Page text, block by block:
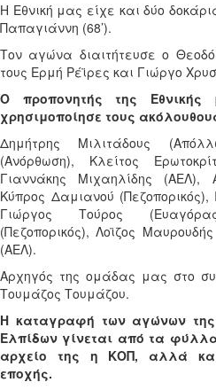
Η Εθνική μας είχε και δύο
Παπαγιάννη (68’).
Τον αγώνα διαιτήτευσε ο
τους Ερμή Ρέϊρες και Γιώργο
Ο προπονητής της Εθνικής
χρησιμοποίησε τους
Δημήτρης Μιλιτάδους
(Ανόρθωση), Κλείτος
Γιαννάκης Μιχαηλίδης
Κύπρος Δαμιανού (Πεζοπορικός),
Γιώργος Τούρος
(Πεζοπορικός), Λοϊζος
(ΑΕΛ).
Αρχηγός της ομάδας μας στο
Τουμάζος Τουμάζου.
Η καταγραφή των αγώνων
Ελπίδων γίνεται από τα
αρχείο της η ΚΟΠ, αλλά
εποχής.